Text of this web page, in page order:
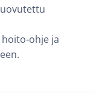
ohje ja